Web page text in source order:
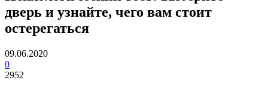
дверь и узнайте, чего вам стоит
остерегаться
09.06.2020
0
2952